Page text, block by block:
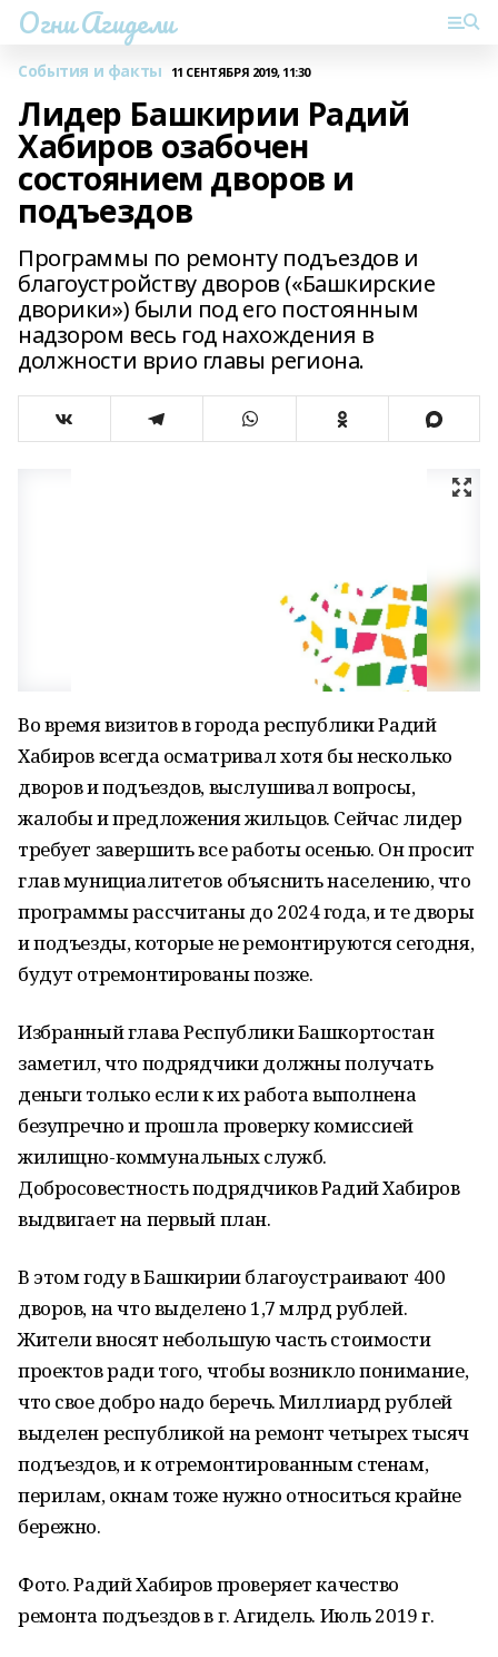
Огни Агидели
События и факты 11 СЕНТЯБРЯ 2019, 11:30
Лидер Башкирии Радий
Хабиров озабочен
состоянием дворов и
подъездов
Программы по ремонту подъездов и
благоустройству дворов («Башкирские
дворики») были под его постоянным
надзором весь год нахождения в
должности врио главы региона.
Во время визитов в города республики Радий
Хабиров всегда осматривал хотя бы несколько
дворов и подъездов, выслушивал вопросы,
жалобы и предложения жильцов. Сейчас лидер
требует завершить все работы осенью. Он просит
глав мунициалитетов объяснить населению, что
программы рассчитаны до 2024 года, и те дворы
и подъезды, которые не ремонтируются сегодня,
будут отремонтированы позже.
Избранный глава Республики Башкортостан
заметил, что подрядчики должны получать
деньги только если к их работа выполнена
безупречно и прошла проверку комиссией
жилищно-коммунальных служб.
Добросовестность подрядчиков Радий Хабиров
выдвигает на первый план.
В этом году в Башкирии благоустраивают 400
дворов, на что выделено 1,7 млрд рублей.
Жители вносят небольшую часть стоимости
проектов ради того, чтобы возникло понимание,
что свое добро надо беречь. Миллиард рублей
выделен республикой на ремонт четырех тысяч
подъездов, и к отремонтированным стенам,
перилам, окнам тоже нужно относиться крайне
бережно.
Фото. Радий Хабиров проверяет качество
ремонта подъездов в г. Агидель. Июль 2019 г.